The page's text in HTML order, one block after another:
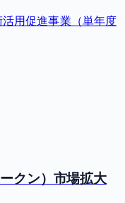
用促進事業（単年度
クン）市場拡大